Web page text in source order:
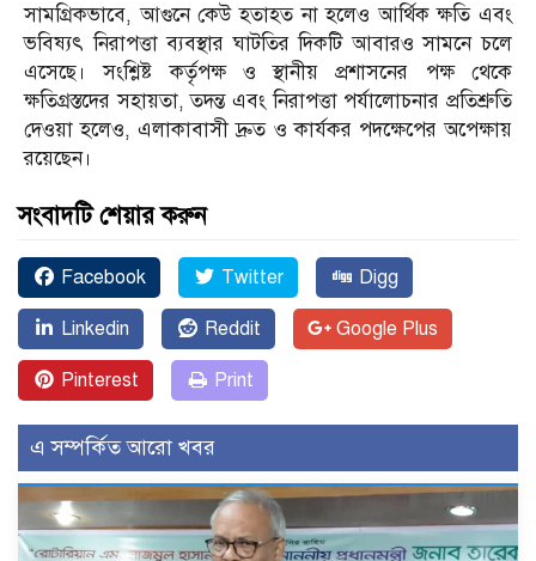
সামগ্রিকভাবে, আগুনে কেউ হতাহত না হলেও আর্থিক ক্ষতি এবং
ভবিষ্যৎ নিরাপত্তা ব্যবস্থার ঘাটতির দিকটি আবারও সামনে চলে
এসেছে। সংশ্লিষ্ট কর্তৃপক্ষ ও স্থানীয় প্রশাসনের পক্ষ থেকে
ক্ষতিগ্রস্তদের সহায়তা, তদন্ত এবং নিরাপত্তা পর্যালোচনার প্রতিশ্রুতি
দেওয়া হলেও, এলাকাবাসী দ্রুত ও কার্যকর পদক্ষেপের অপেক্ষায়
রয়েছেন।
সংবাদটি শেয়ার করুন
Facebook Twitter Digg
Linkedin Reddit Google Plus
Pinterest Print
এ সম্পর্কিত আরো খবর